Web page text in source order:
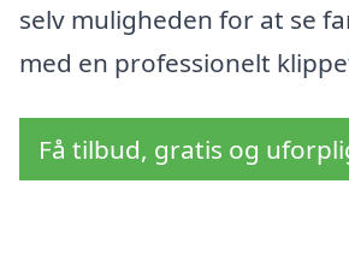
selv muligheden for at se
med en professionelt
Få tilbud, gratis og